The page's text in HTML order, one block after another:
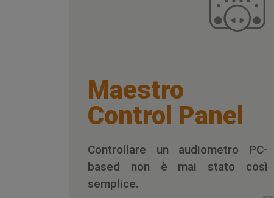
Maestro
Control Panel
Controllare un audiometro PC-
based non è mai stato così
semplice.